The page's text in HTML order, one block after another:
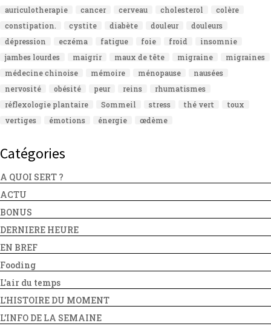
auriculotherapie
cancer cerveau cholesterol
colère
constipation.
cystite diabète douleur
douleurs
dépression
eczéma fatigue foie froid
insomnie
jambes lourdes
maigrir maux de tête migraine
migraines
médecine chinoise
mémoire ménopause
nausées
nervosité
obésité peur reins
rhumatismes
réflexologie plantaire
Sommeil stress thé vert
toux
vertiges
émotions énergie œdème
Catégories
A QUOI SERT ?
ACTU
BONUS
DERNIERE HEURE
EN BREF
Fooding
L'air du temps
L'HISTOIRE DU MOMENT
L'INFO DE LA SEMAINE